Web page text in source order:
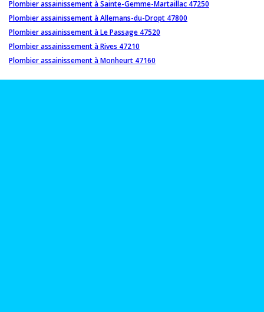
Plombier assainissement à Sainte-Gemme-Martaillac 47250
Plombier assainissement à Allemans-du-Dropt 47800
Plombier assainissement à Le Passage 47520
Plombier assainissement à Rives 47210
Plombier assainissement à Monheurt 47160